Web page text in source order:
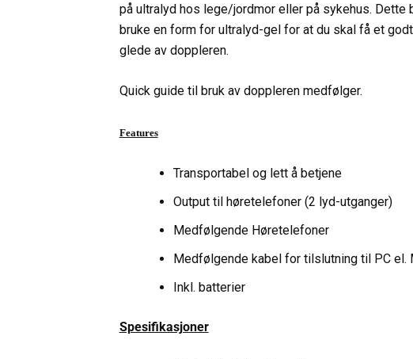
på ultralyd hos lege/jordmor eller på sykehus. Dette
bruke en form for ultralyd-gel for at du skal få et
glede av doppleren.
Quick guide til bruk av doppleren medfølger.
Features
Transportabel og lett å betjene
Output til høretelefoner (2 lyd-utganger)
Medfølgende Høretelefoner
Medfølgende kabel for tilslutning til PC el.
Inkl. batterier
Spesifikasjoner